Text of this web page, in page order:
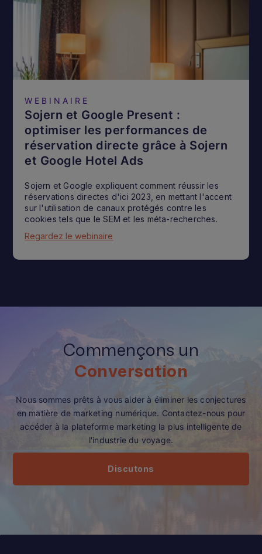
WEBINAIRE
Sojern et Google Present :
optimiser les performances de
réservation directe grâce à Sojern
et Google Hotel Ads
Sojern et Google expliquent comment réussir les
réservations directes d'ici 2023, en mettant l'accent
sur l'utilisation de canaux protégés contre les
cookies tels que le SEM et les méta-recherches.
Regardez le webinaire
Commençons un
Conversation
Nous sommes prêts à vous aider à éliminer les conjectures
en matière de marketing numérique. Contactez-nous pour
accéder à la plateforme marketing la plus intelligente de
l'industrie du voyage.
Discutons